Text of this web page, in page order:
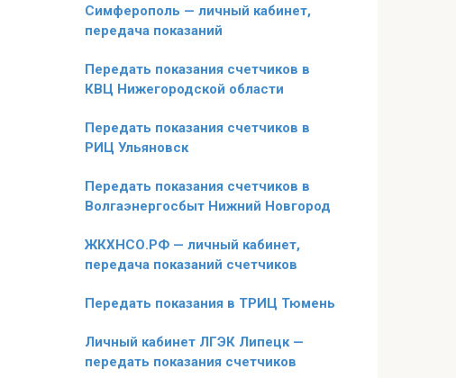
Симферополь — личный кабинет,
передача показаний
Передать показания счетчиков в
КВЦ Нижегородской области
Передать показания счетчиков в
РИЦ Ульяновск
Передать показания счетчиков в
Волгаэнергосбыт Нижний Новгород
ЖКХНСО.РФ — личный кабинет,
передача показаний счетчиков
Передать показания в ТРИЦ Тюмень
Личный кабинет ЛГЭК Липецк —
передать показания счетчиков